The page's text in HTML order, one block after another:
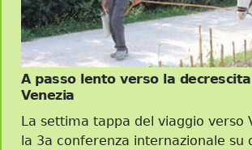
A passo lento verso la
Venezia
La settima tappa del viaggio verso
la 3a conferenza internazionale su